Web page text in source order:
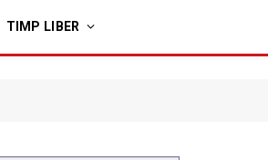
TIMP LIBER